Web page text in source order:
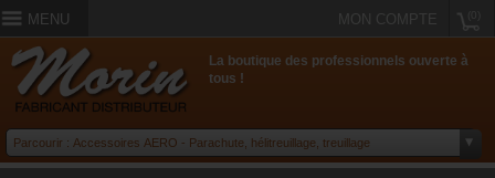
MENU MON COMPTE
La boutique des professionnels ouverte à
tous !